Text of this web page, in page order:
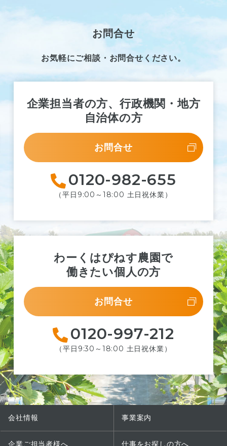
お問合せ
お気軽にご相談・お問合せください。
企業担当者の方、行政機関・地方
自治体の方
お問合せ
0120-982-655
（平日9:00～18:00 土日祝休業）
わーくはぴねす農園で
働きたい個人の方
お問合せ
0120-997-212
（平日9:30～18:00 土日祝休業）
会社情報 事業案内
企業ご担当者様へ 仕事をお探しの方へ